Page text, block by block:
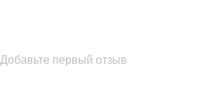
Добавьте первый отзыв